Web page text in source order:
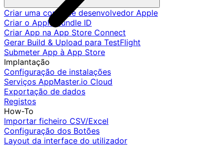
Criar uma conta de desenvolvedor Apple
Criar o Apple Bundle ID
Criar App na App Store Connect
Gerar Build & Upload para TestFlight
Submeter App à App Store
Implantação
Configuração de instalações
Serviços AppMaster.io Cloud
Exportação de dados
Registos
How-To
Importar ficheiro CSV/Excel
Configuração dos Botões
Layout da interface do utilizador